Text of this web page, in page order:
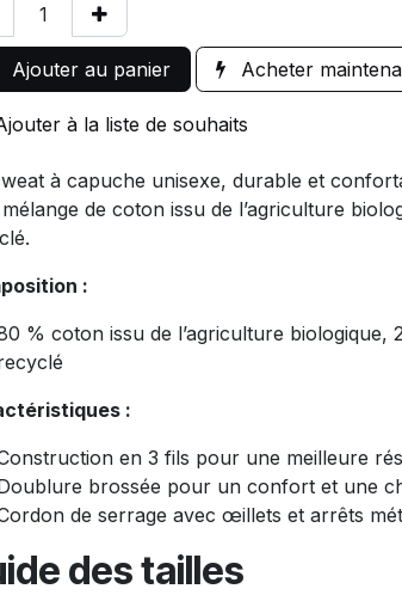
Ajouter au panier Acheter
à la liste de souhaits
à capuche unisexe, durable et
mélange de coton issu de l’agriculture
:
% coton issu de l’agriculture biologique,
:
en 3 fils pour une meilleure
brossée pour un confort et une
de serrage avec œillets et arrêts
des tailles